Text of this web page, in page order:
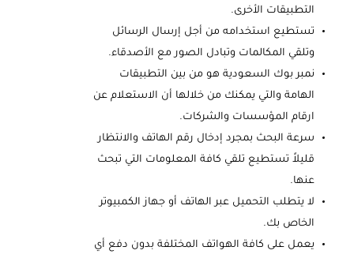
التطبيقات الأخرى.
تستطيع استخدامه من أجل إرسال الرسائل
وتلقي المكالمات وتبادل الصور مع الأصدقاء.
نمبر بوك السعودية هو من بين التطبيقات
الهامة والتي يمكنك من خلالها أن الاستعلام عن
ارقام المؤسسات والشركات.
سرعة البحث بمجرد إدخال رقم الهاتف والانتظار
قليلاً تستطيع تلقي كافة المعلومات التي تبحث
عنها.
لا يتطلب التحميل عبر الهاتف أو جهاز الكمبيوتر
الخاص بك.
يعمل على كافة الهواتف المختلفة بدون دفع أي